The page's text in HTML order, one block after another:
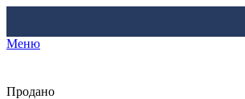
Меню
Продано